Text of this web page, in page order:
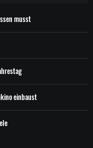
musst
einbaust